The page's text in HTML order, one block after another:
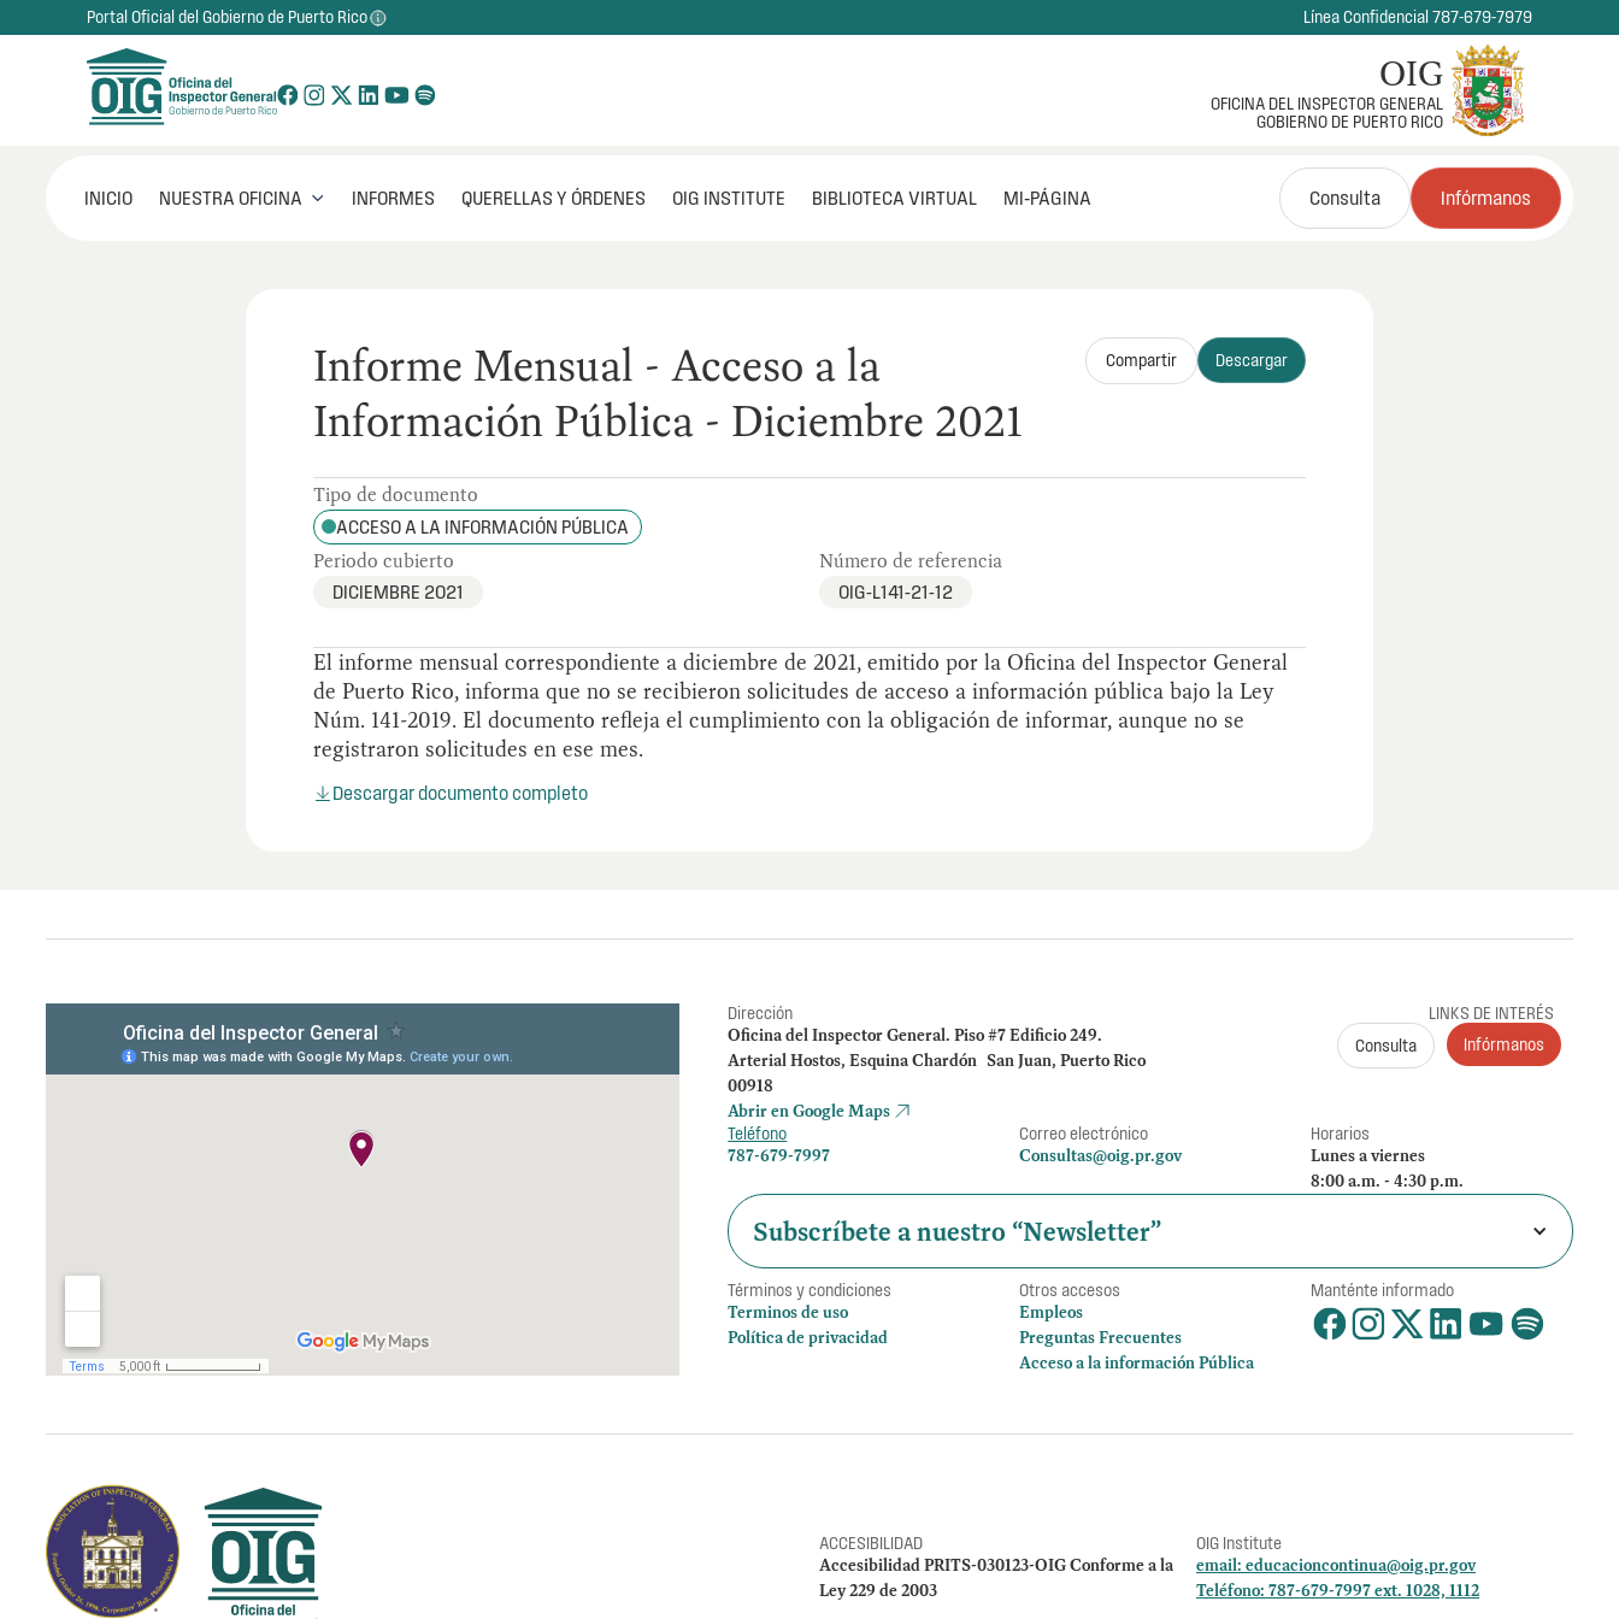
Portal Oficial del Gobierno de Puerto Rico Línea Confidencial 787-679-7979
OIG
OFICINA DEL INSPECTOR GENERAL
GOBIERNO DE PUERTO RICO
INICIO NUESTRA OFICINA  INFORMES QUERELLAS Y ÓRDENES OIG INSTITUTE BIBLIOTECA VIRTUAL MI‑PÁGINA Consulta Infórmanos
Informe Mensual - Acceso a la
Información Pública - Diciembre 2021
Compartir Descargar
Tipo de documento
ACCESO A LA INFORMACIÓN PÚBLICA
Periodo cubierto
DICIEMBRE 2021
Número de referencia
OIG-L141-21-12
El informe mensual correspondiente a diciembre de 2021, emitido por la Oficina del Inspector General
de Puerto Rico, informa que no se recibieron solicitudes de acceso a información pública bajo la Ley
Núm. 141-2019. El documento refleja el cumplimiento con la obligación de informar, aunque no se
registraron solicitudes en ese mes.
Descargar documento completo
Dirección
Oficina del Inspector General. Piso #7 Edificio 249.
Arterial Hostos, Esquina Chardón San Juan, Puerto Rico
00918
Abrir en Google Maps
LINKS DE INTERÉS
Consulta
Infórmanos
Teléfono
787-679-7997
Correo electrónico
Consultas@oig.pr.gov
Horarios
Lunes a viernes
8:00 a.m. - 4:30 p.m.
Subscríbete a nuestro “Newsletter”
Términos y condiciones
Terminos de uso
Política de privacidad
Otros accesos
Empleos
Preguntas Frecuentes
Acceso a la información Pública
Manténte informado
ACCESIBILIDAD
Accesibilidad PRITS-030123-OIG Conforme a la
Ley 229 de 2003
OIG Institute
email: educacioncontinua@oig.pr.gov
Teléfono: 787-679-7997 ext. 1028, 1112